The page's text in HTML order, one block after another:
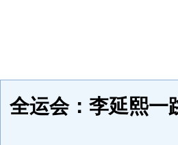
全运会：李延熙一